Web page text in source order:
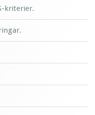
kriterier.